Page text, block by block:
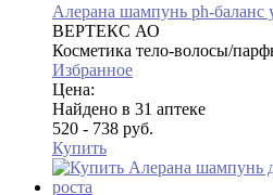
Алерана шампунь ph-
ВЕРТЕКС АО
Косметика тело-волосы/
Избранное
Цена:
Найдено в 31 аптеке
520 - 738 руб.
Купить